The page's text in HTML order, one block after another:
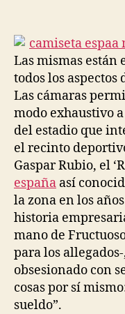
entrada
Las mismas están
todos los
Las cámaras
modo exhaustivo
del estadio que
el recinto
Gaspar Rubio, el
españa así
la zona en los
historia
mano de
para los
obsesionado con
cosas por sí
sueldo”.